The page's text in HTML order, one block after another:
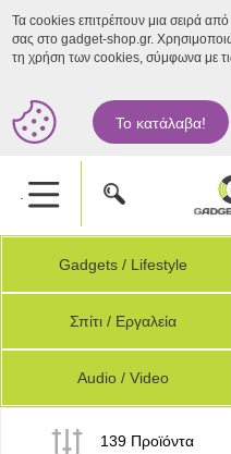
Τα cookies επιτρέπουν μια σειρά από
σας στο gadget-shop.gr.
τη χρήση των cookies, σύμφωνα με
Το κατάλαβα!
.
Gadgets / Lifestyle
Σπίτι / Εργαλεία
Audio / Video
139 Προϊόντα